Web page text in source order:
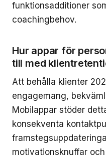
funktionsadditioner
coachingbehov.
Hur appar för
till med
Att behålla klienter
engagemang,
Mobilappar stöder
konsekventa
motivationsknuffar